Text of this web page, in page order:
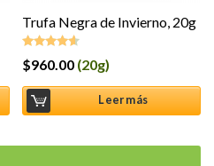
Trufa Negra de Invierno, 20g
Valorado
5
$960.00 (20g)
Leer más